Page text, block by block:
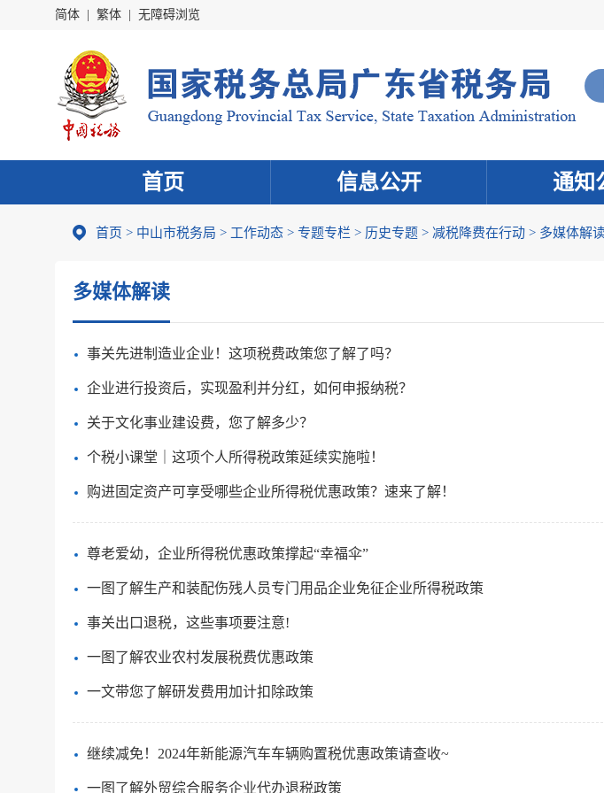
简体 繁体 无障碍浏览
首页 信息公开 通知
首页 > 中山市税务局 > 工作动态 > 专题专栏 > 历史专题 > 减税降费在行动 > 多媒体解
多媒体解读
事关先进制造业企业！这项税费政策您了解了吗？
企业进行投资后，实现盈利并分红，如何申报纳税？
关于文化事业建设费，您了解多少？
个税小课堂｜这项个人所得税政策延续实施啦！
购进固定资产可享受哪些企业所得税优惠政策？速来了解！
尊老爱幼，企业所得税优惠政策撑起“幸福伞”
一图了解生产和装配伤残人员专门用品企业免征企业所得税政策
事关出口退税，这些事项要注意!
一图了解农业农村发展税费优惠政策
一文带您了解研发费用加计扣除政策
继续减免！2024年新能源汽车车辆购置税优惠政策请查收~
一图了解外贸综合服务企业代办退税政策